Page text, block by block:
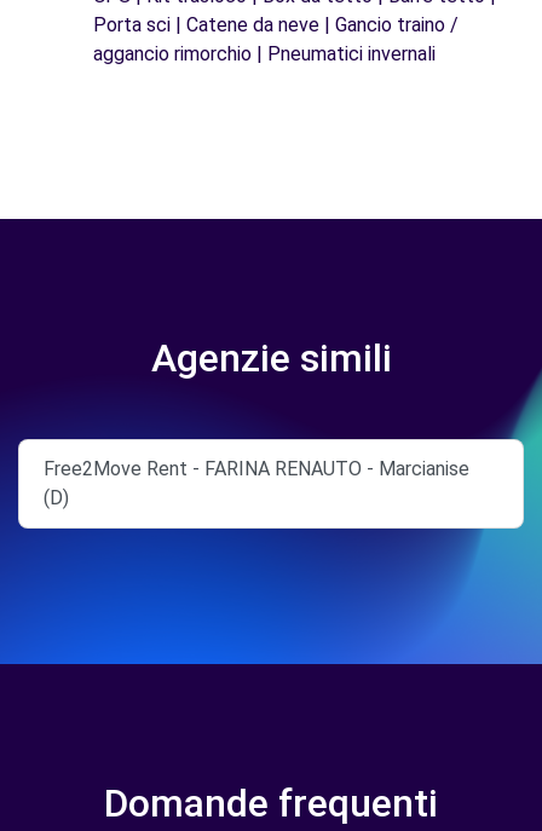
Porta sci | Catene da neve | Gancio traino /
aggancio rimorchio | Pneumatici invernali
Agenzie simili
Free2Move Rent - FARINA RENAUTO - Marcianise
(D)
Domande frequenti